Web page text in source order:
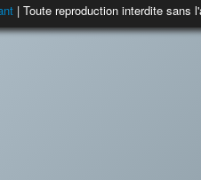
| Toute reproduction interdite sans